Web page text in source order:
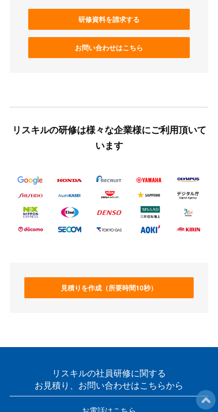
研修資料を請求する
お問い合わせはこちら
リスキルの研修は様々な企業様にご利用頂いて
います
見積りを作成（所要時間10秒）
リスキルの社員研修に関する
お見積り、お問い合わせはこちらから